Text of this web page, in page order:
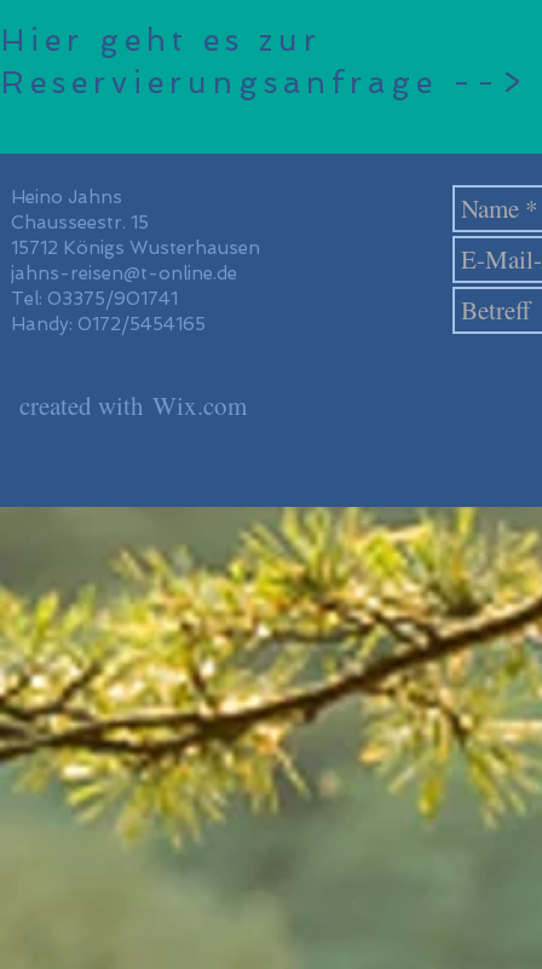
Hier geht es zur
Reservierungsanfrage -->
Heino Jahns
Chausseestr. 15
15712 Königs Wusterhausen
jahns-reisen@t-online.de
Tel: 03375/901741
Handy: 0172/5454165
created with Wix.com